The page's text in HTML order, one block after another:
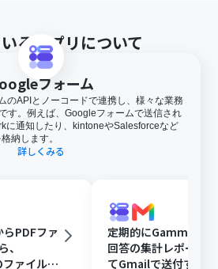
るアプリについて
フォーム
のAPIとノーコードで連携し、様々な業務
す。例えば、Googleフォームで送信され
に通知したり、kintoneやSalesforceなど
納します。
詳しくみる
PDFファ
、
ァイルに
定期的にGammaで
回答の集計レポート
てGmailで送付する